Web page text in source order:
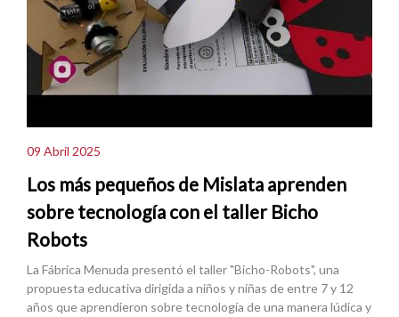
09 Abril 2025
Los más pequeños de Mislata aprenden
sobre tecnología con el taller Bicho
Robots
La Fábrica Menuda presentó el taller "Bicho-Robots", una
propuesta educativa dirigida a niños y niñas de entre 7 y 12
años que aprendieron sobre tecnología de una manera lúdica y